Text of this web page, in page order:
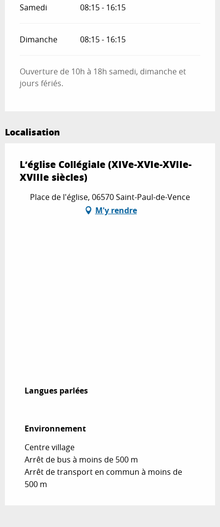
Samedi 08:15 - 16:15
Dimanche 08:15 - 16:15
Ouverture de 10h à 18h samedi, dimanche et
jours fériés.
Localisation
L’église Collégiale (XIVe-XVIe-XVIIe-
XVIIIe siècles)
Place de l'église, 06570 Saint-Paul-de-Vence
M'y rendre
Langues parlées
Langues parlées
Environnement
Environnement
Centre village
Arrêt de bus à moins de 500 m
Arrêt de transport en commun à moins de
500 m